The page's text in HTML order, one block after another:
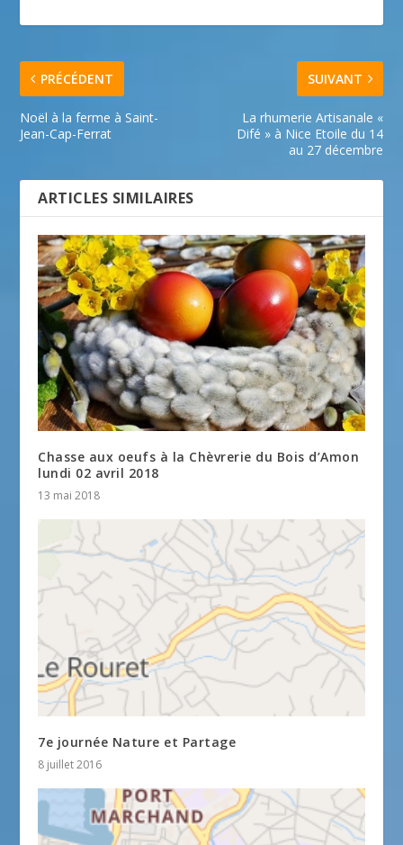
PRÉCÉDENT
Noël à la ferme à Saint-
Jean-Cap-Ferrat
SUIVANT
La rhumerie Artisanale «
Difé » à Nice Etoile du 14
au 27 décembre
ARTICLES SIMILAIRES
Chasse aux oeufs à la Chèvrerie du Bois d’Amon
lundi 02 avril 2018
13 mai 2018
7e journée Nature et Partage
8 juillet 2016